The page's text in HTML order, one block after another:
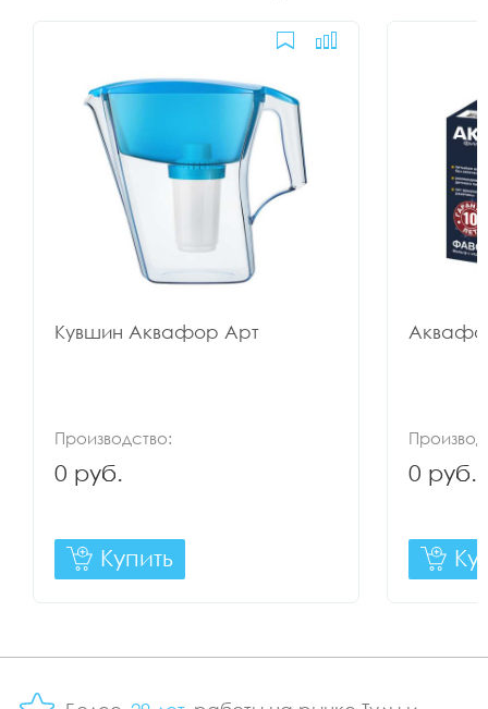
Кувшин Аквафор Арт
Производство:
0 руб.
Купить
0 руб.